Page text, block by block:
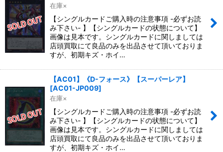
在庫×
【シングルカードご購入時の注意事項 -必ずお読
み下さい- 】【シングルカードの状態について】
画像は見本です。シングルカードに関しましては
店頭買取にて良品のみを出品させて頂いておりま
すが、初期キズ・ホイ…
【AC01】《D-フォース》【スーパーレア】
[AC01-JP009]
在庫×
【シングルカードご購入時の注意事項 -必ずお読
み下さい- 】【シングルカードの状態について】
画像は見本です。シングルカードに関しましては
店頭買取にて良品のみを出品させて頂いておりま
すが、初期キズ・ホイ…